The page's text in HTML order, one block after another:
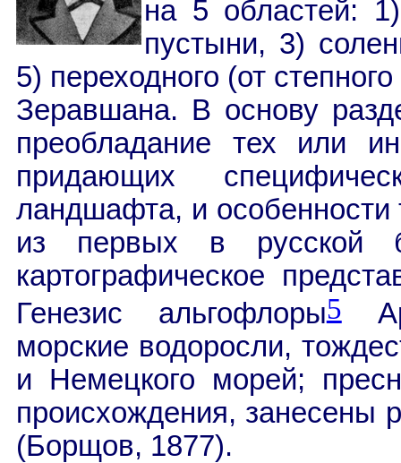
на 5 областей:
пустыни, 3)
5) переходного (от
Зеравшана. В основу
преобладание тех или
придающих
ландшафта, и особенности
из первых в русской
картографическое
Генезис альгофлоры5
морские водоросли,
и Немецкого морей;
происхождения,
(Борщов, 1877).